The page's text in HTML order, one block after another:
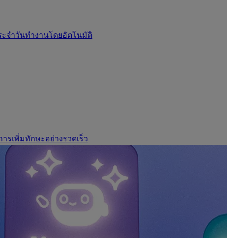
จำวันทำงานโดยอัตโนมัติ
รเพิ่มทักษะอย่างรวดเร็ว